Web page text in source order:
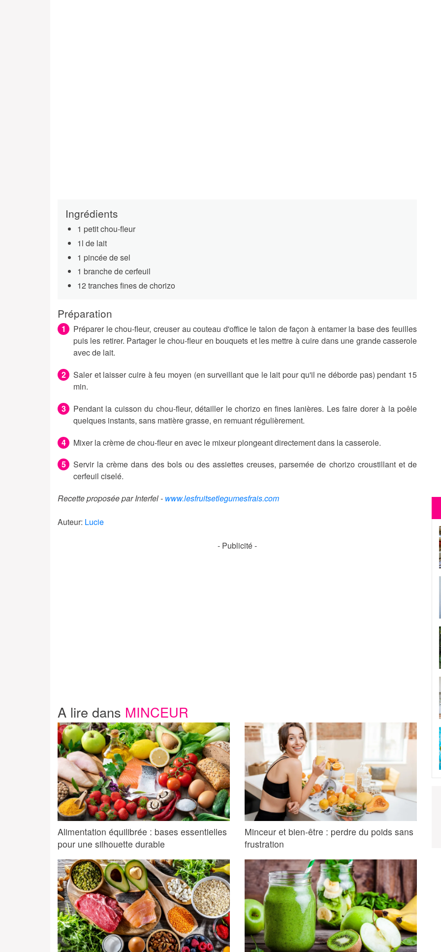
Ingrédients
1 petit chou-fleur
1l de lait
1 pincée de sel
1 branche de cerfeuil
12 tranches fines de chorizo
Préparation
Préparer le chou-fleur, creuser au couteau d'office le talon de façon à entamer la base des feuilles
puis les retirer. Partager le chou-fleur en bouquets et les mettre à cuire dans une grande casserole
avec de lait.
Saler et laisser cuire à feu moyen (en surveillant que le lait pour qu'il ne déborde pas) pendant 15
min.
Pendant la cuisson du chou-fleur, détailler le chorizo en fines lanières. Les faire dorer à la poêle
quelques instants, sans matière grasse, en remuant régulièrement.
Mixer la crème de chou-fleur en avec le mixeur plongeant directement dans la casserole.
Servir la crème dans des bols ou des assiettes creuses, parsemée de chorizo croustillant et de
cerfeuil ciselé.
Recette proposée par Interfel - www.lesfruitsetlegumesfrais.com
Auteur: Lucie
- Publicité -
A lire dans MINCEUR
Alimentation équilibrée : bases essentielles
pour une silhouette durable
Minceur et bien-être : perdre du poids sans
frustration